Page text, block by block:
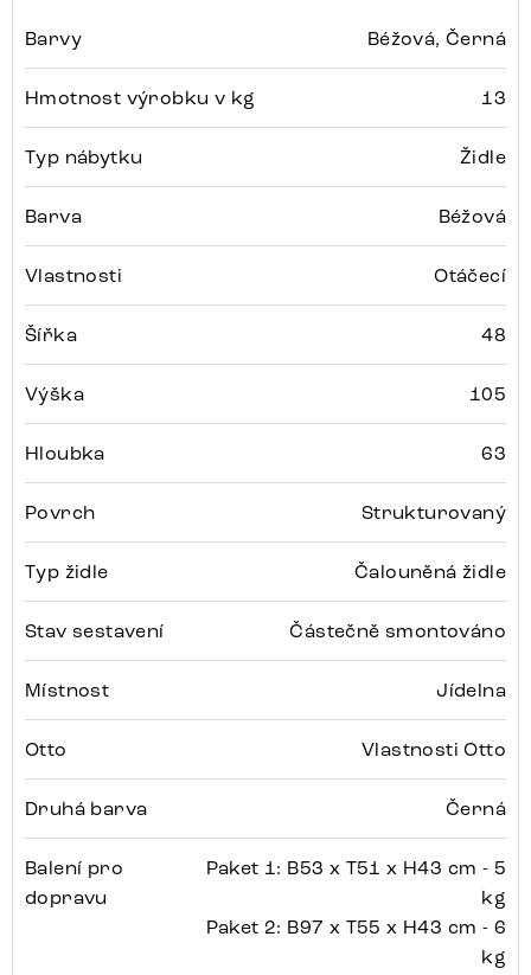
Barvy Béžová, Černá
Hmotnost výrobku v kg 13
Typ nábytku Židle
Barva Béžová
Vlastnosti Otáčecí
Šířka 48
Výška 105
Hloubka 63
Povrch Strukturovaný
Typ židle Čalouněná židle
Stav sestavení Částečně smontováno
Místnost Jídelna
Otto Vlastnosti Otto
Druhá barva Černá
Balení pro
dopravu
Paket 1: B53 x T51 x H43 cm - 5
kg
Paket 2: B97 x T55 x H43 cm - 6
kg